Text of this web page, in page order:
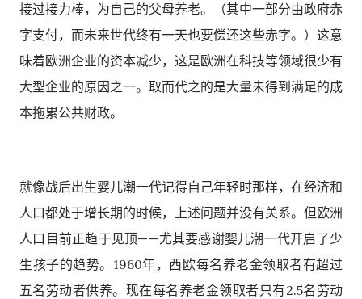
接过接力棒，为自己的父母养老。（其中一部分由政府赤
字支付，而未来世代终有一天也要偿还这些赤字。）这意
味着欧洲企业的资本减少，这是欧洲在科技等领域很少有
大型企业的原因之一。取而代之的是大量未得到满足的成
本拖累公共财政。
就像战后出生婴儿潮一代记得自己年轻时那样，在经济和
人口都处于增长期的时候，上述问题并没有关系。但欧洲
人口目前正趋于见顶——尤其要感谢婴儿潮一代开启了少
生孩子的趋势。1960年，西欧每名养老金领取者有超过
五名劳动者供养。现在每名养老金领取者只有2.5名劳动